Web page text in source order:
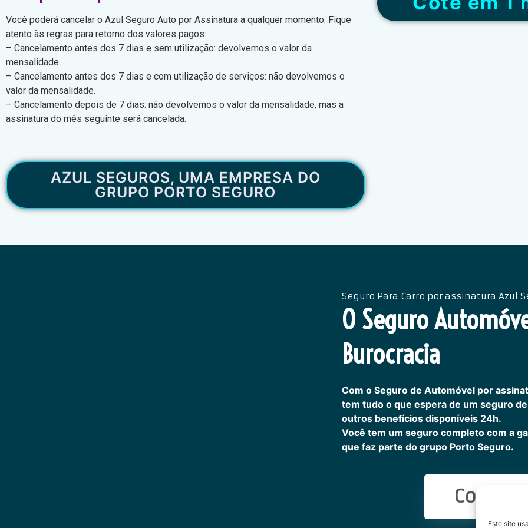
Este site
Você poderá cancelar o Azul Seguro Auto por Assinatura a qualquer momento. Fique
atento às regras para retorno dos valores pagos:
– Cancelamento antes dos 7 dias e sem utilização: devolvemos o valor da
mensalidade.
– Cancelamento antes dos 7 dias e com utilização de serviços: não devolvemos o
valor da mensalidade.
– Cancelamento depois de 7 dias: não devolvemos o valor da mensalidade, mas a
assinatura do mês seguinte será cancelada.
AZUL SEGUROS, UMA EMPRESA DO
GRUPO PORTO SEGURO
Seguro Para Carro por assinatura Azul
O Seguro
Burocracia
Com o Seguro de Automóvel por
tem tudo o que espera de um seguro
outros benefícios disponíveis 24h.
Você tem um seguro completo com a
que faz parte do grupo Porto Seguro.
Cote